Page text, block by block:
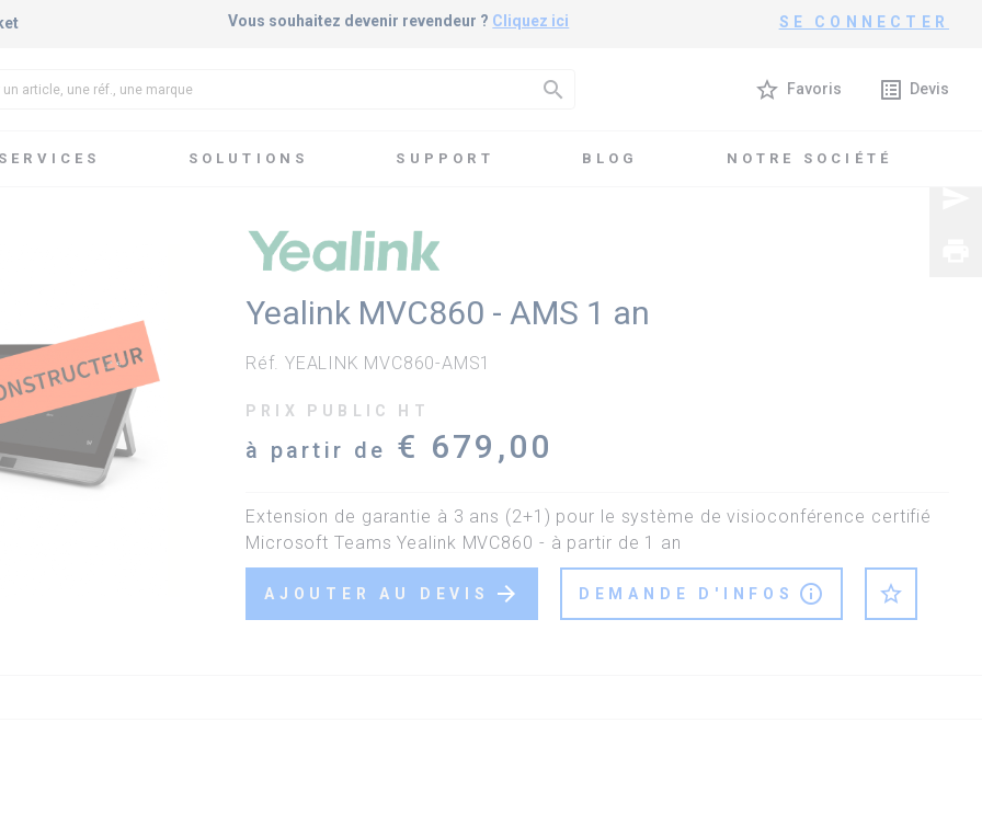
Vous souhaitez devenir revendeur ? Cliquez ici SE CONNECTER
search star_border Favoris list_alt Devis
SERVICES SOLUTIONS SUPPORT BLOG NOTRE SOCIÉTÉ
Yealink MVC860 - AMS 1 an
Réf. YEALINK MVC860-AMS1
PRIX PUBLIC HT
à partir de € 679,00
Extension de garantie à 3 ans (2+1) pour le système de visioconférence certifié
Microsoft Teams Yealink MVC860 - à partir de 1 an
AJOUTER AU DEVIS arrow_forward DEMANDE D'INFOS info_outline star_outline